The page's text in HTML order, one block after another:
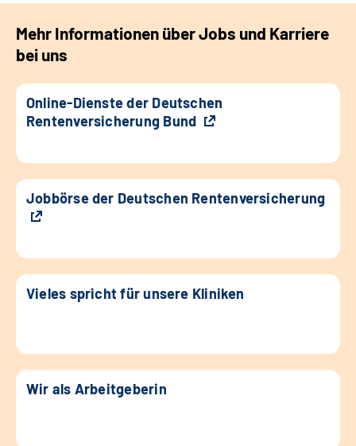
Mehr Informationen über Jobs und Karriere
bei uns
Online-Dienste der Deutschen
Rentenversicherung Bund
Jobbörse der Deutschen Rentenversicherung
Vieles spricht für unsere Kliniken
Wir als Arbeitgeberin